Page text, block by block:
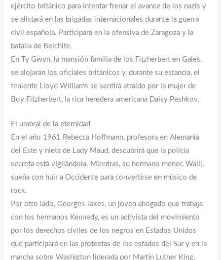
ejército británico para intentar frenar el avance de los nazis y
se alistará en las brigadas internacionales durante la guerra
civil española. Participará en la ofensiva de Zaragoza y la
batalla de Belchite.
En Ty Gwyn, la mansión familia de los Fitzherbert en Gales,
se alojarán los oficiales británicos y, durante su estancia, el
teniente Lloyd Williams se sentirá atraído por la mujer de
Boy Fitzherbert, la rica heredera americana Daisy Peshkov.
El umbral de la eternidad
En el año 1961 Rebecca Hoffmann, profesora en Alemania
del Este y nieta de Lady Maud, descubrirá que la policía
secreta está vigilándola. Mientras, su hermano menor, Walli,
sueña con huir a Occidente para convertirse en músico de
rock.
Por otro lado, Georges Jakes, un joven abogado que trabaja
con los hermanos Kennedy, es un activista del movimiento
por los derechos civiles de los negros en Estados Unidos
que participará en las protestas de los estados del Sur y en la
marcha sobre Washigton liderada por Martin Luther King.